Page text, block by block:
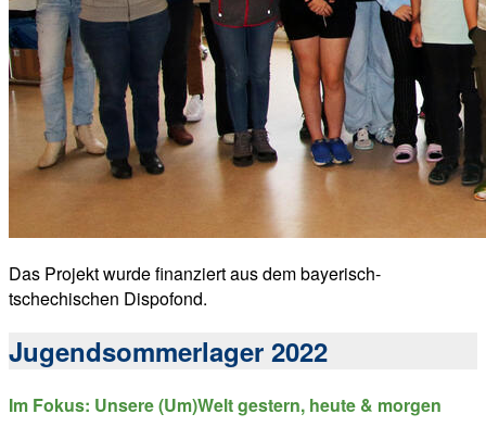
Das Projekt wurde finanziert aus dem bayerisch-
tschechischen Dispofond.
Jugendsommerlager 2022
Im Fokus: Unsere (Um)Welt gestern, heute & morgen